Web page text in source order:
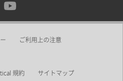
ご利用上の注意
規約 サイトマップ